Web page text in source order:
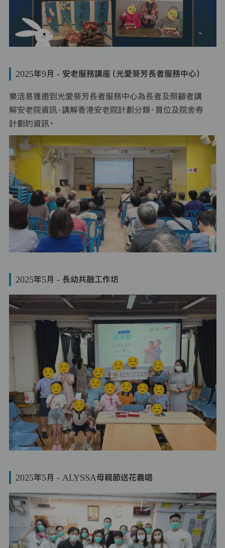
2025年9月 - 安老服務講座（光愛葵芳長者服務中心）
樂活易獲邀到光愛葵芳長者服務中心為長者及照顧者講
解安老院資訊，講解香港安老院計劃分類、買位及院舍券
計劃的資訊。
2025年5月 - 長幼共融工作坊
2025年5月 - ALYSSA母親節送花義唱